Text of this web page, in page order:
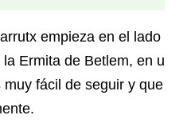
empieza en el lado
Ermita de Betlem, en un
fácil de seguir y que